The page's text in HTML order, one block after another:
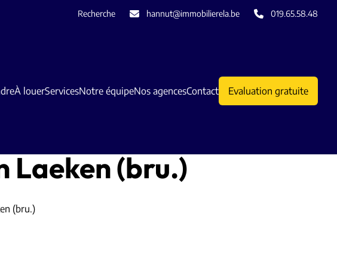
Recherche hannut@immobilierela.be 019.65.58.48
À louerServicesNotre équipeNos agencesContact Evaluation gratuite
Laeken (bru.)
(bru.)